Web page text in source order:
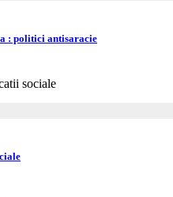
: politici antisaracie